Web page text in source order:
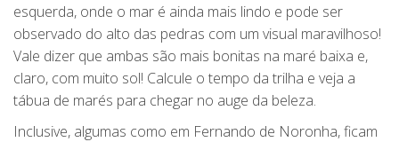
esquerda, onde o mar é ainda mais lindo e pode ser
observado do alto das pedras com um visual maravilhoso!
Vale dizer que ambas são mais bonitas na maré baixa e,
claro, com muito sol! Calcule o tempo da trilha e veja a
tábua de marés para chegar no auge da beleza.
Inclusive, algumas como em Fernando de Noronha, ficam